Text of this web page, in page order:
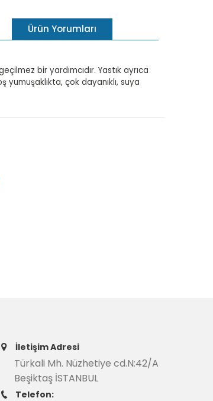
Ürün Yorumları
bir yardımcıdır. Yastık ayrıca
çok dayanıklı, suya
İletişim Adresi
Türkali Mh. Nüzhetiye cd.N:42/A
Beşiktaş İSTANBUL
Telefon: